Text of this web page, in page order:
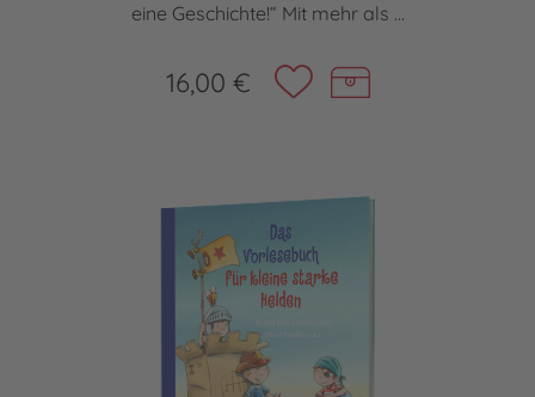
eine Geschichte!“ Mit mehr als ...
16,00 €